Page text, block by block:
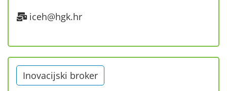
iceh@hgk.hr
Inovacijski broker